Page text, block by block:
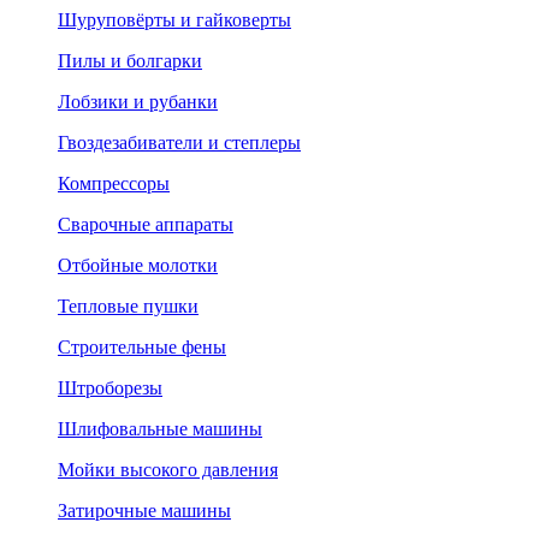
Шуруповёрты и гайковерты
Пилы и болгарки
Лобзики и рубанки
Гвоздезабиватели и степлеры
Компрессоры
Сварочные аппараты
Отбойные молотки
Тепловые пушки
Строительные фены
Штроборезы
Шлифовальные машины
Мойки высокого давления
Затирочные машины